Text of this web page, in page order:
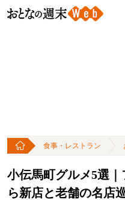
食事・レストラン
小伝馬町グルメ5選
ら新店と老舗の名店